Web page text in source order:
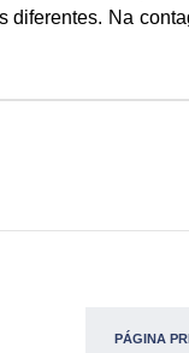
diferentes. Na
PÁGINA